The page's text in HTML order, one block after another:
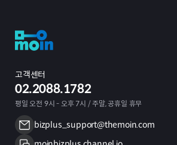
고객센터
02.2088.1782
평일 오전 9시 - 오후 7시 / 주말, 공휴일 휴무
bizplus_support@themoin.com